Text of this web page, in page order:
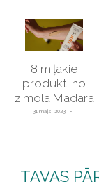
8 mīļākie
produkti no
zīmola Madara
31 maijs, 2023
TAVAS